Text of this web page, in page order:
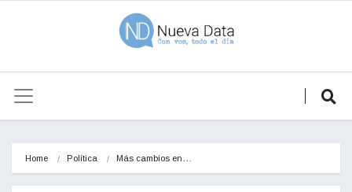
Home Política Más cambios en…